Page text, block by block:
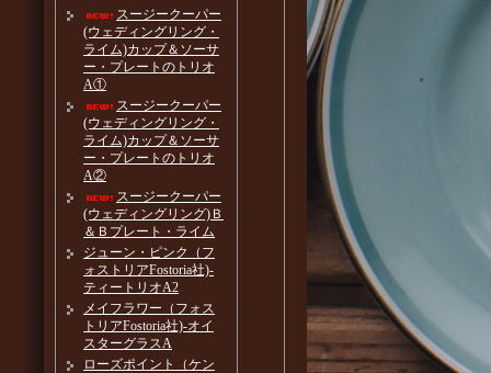
スージークーパー
(ウェディングリング・
ライム)カップ＆ソーサ
ー・プレートのトリオ
A①
スージークーパー
(ウェディングリング・
ライム)カップ＆ソーサ
ー・プレートのトリオ
A②
スージークーパー
(ウェディングリング)Ｂ
＆Ｂプレート・ライム
ジューン・ピンク（フ
ォストリアFostoria社)-
ティートリオA2
メイフラワー（フォス
トリアFostoria社)-オイ
スターグラスA
ローズポイント（ケン